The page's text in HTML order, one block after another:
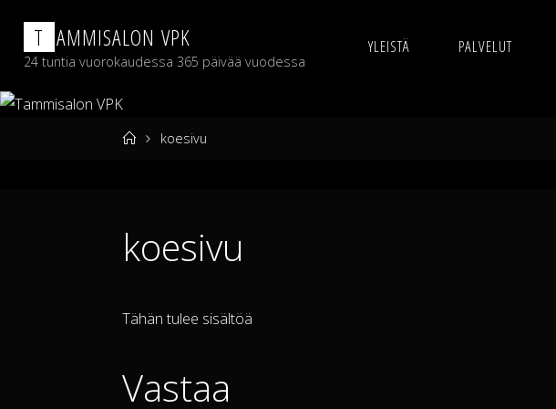
content
T AMMISALON VPK
24 tuntia vuorokaudessa 365 päivää vuodessa
YLEISTÄ PALVELUT
Homekoesivu
koesivu
Tähän tulee sisältöä
Vastaa